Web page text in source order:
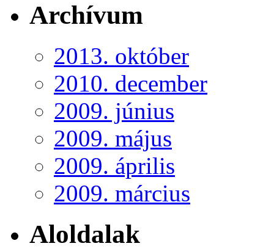
Archívum
2013. október
2010. december
2009. június
2009. május
2009. április
2009. március
Aloldalak